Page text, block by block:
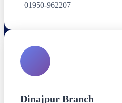
01950-962207
Dinajpur Branch